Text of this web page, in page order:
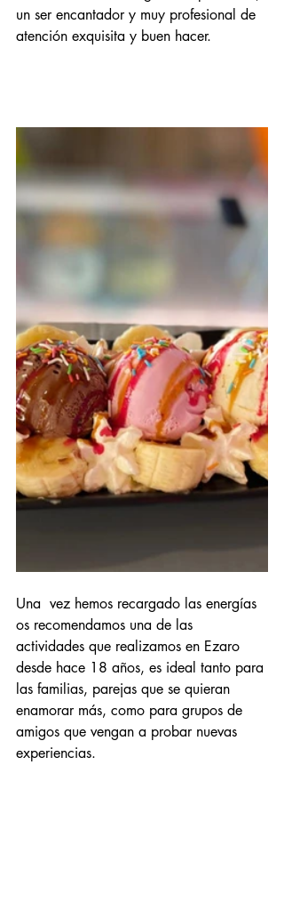
un ser encantador y muy profesional de
atención exquisita y buen hacer.
Una  vez hemos recargado las energías
os recomendamos una de las
actividades que realizamos en Ezaro
desde hace 18 años, es ideal tanto para
las familias, parejas que se quieran
enamorar más, como para grupos de
amigos que vengan a probar nuevas
experiencias.